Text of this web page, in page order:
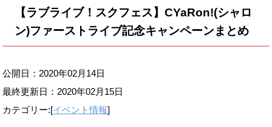
【ラブライブ！スクフェス】CYaRon!(シャロ
ン)ファーストライブ記念キャンペーンまとめ
公開日：2020年02月14日
最終更新日： 2020年02月15日
カテゴリー:[イベント情報]